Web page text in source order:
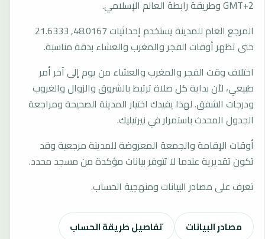
GMT+2 وطريقة رابطة العالم الإسلامي.
المرجع العام للمدينة يستخدم إحداثيات 48.0167, 21.6333
حتى تظهر أوقات الفجر والمغرب والعشاء بدقة مناسبة.
اختلاف وقت الفجر والمغرب والعشاء من يوم إلى آخر أمر
طبيعي، لأن بداية كل صلاة ترتبط بالشروق والزوال والغروب
ودرجات الشفق. لهذا يفيدك اختيار المدينة الصحيحة ومراجعة
الجدول المحدث باستمرار في نيرتيليك.
أوقات الإقامة والجمعة المعروضة للمدينة مرجعية وقد
تكون تقديرية عندما لا تتوفر بيانات مؤكدة من مسجد محدد.
تعرف على مصادر البيانات ومنهجية الحساب.
مصادر البيانات تفاصيل طريقة الحساب